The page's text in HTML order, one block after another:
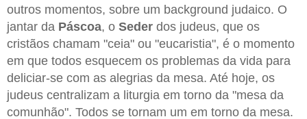
outros momentos, sobre um background judaico. O
jantar da Páscoa, o Seder dos judeus, que os
cristãos chamam "ceia" ou "eucaristia", é o momento
em que todos esquecem os problemas da vida para
deliciar-se com as alegrias da mesa. Até hoje, os
judeus centralizam a liturgia em torno da "mesa da
comunhão". Todos se tornam um em torno da mesa.